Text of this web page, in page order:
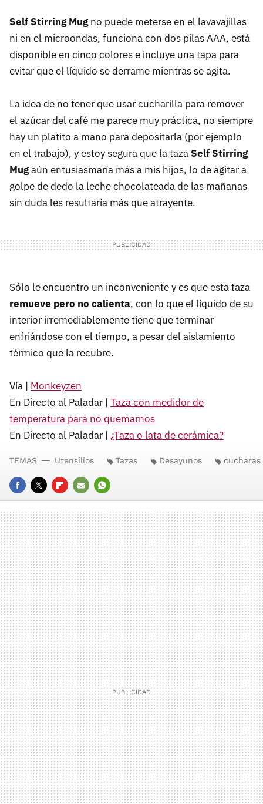
Self Stirring Mugno puede meterse en el lavavajillas
ni en el microondas, funciona con dos pilasAAA, está
disponible en cinco colores e incluye una tapa para
evitar que el líquido se derrame mientras se agita.
La idea de no tener que usar cucharilla para remover
el azúcar del café me parece muy práctica, no siempre
hay un platito a mano para depositarla (por ejemplo
en el trabajo), y estoy segura que la taza Self Stirring
Mugaún entusiasmaría más a mis hijos, lo de agitar a
golpe de dedo la leche chocolateada de las mañanas
sin duda les resultaría más que atrayente.
Sólo le encuentro un inconveniente y es que esta taza
remueve pero no calienta, con lo que el líquido de su
interior irremediablemente tiene que terminar
enfriándose con el tiempo, a pesar del aislamiento
térmico que la recubre.
Vía | Monkeyzen
En Directo al Paladar | Taza con medidor de
temperatura para no quemarnos
En Directo al Paladar | ¿Taza o lata de cerámica?
FACEBOOK
TWITTERFLIPBOARD
E-
MAIL
WHATSAPP
TEMAS Utensilios Tazas Desayunos cucharas